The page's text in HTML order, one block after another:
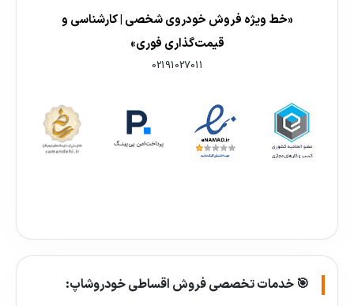
«خط ویژه فروش خودروی شخصی | کارشناسی و
قیمت‌گذاری فوری»
02191027011
🎯 خدمات تخصصی فروش اقساطی خودروشاپ: